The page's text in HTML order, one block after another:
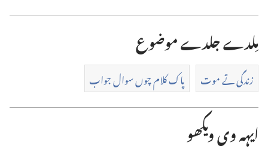
مِلدے جلدے موضوع
زندگی تے موت پاک کلام چوں سوال جواب
ایہہ وی ویکھو